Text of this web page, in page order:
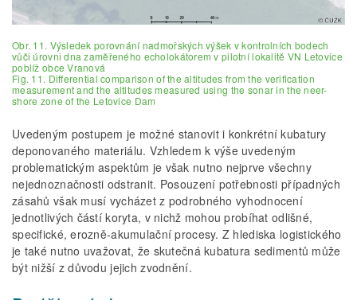
Obr. 11. Výsledek porovnání nadmořských výšek v kontrolních bodech
vůči úrovni dna zaměřeného echolokátorem v pilotní lokalitě VN Letovice
poblíž obce Vranová
Fig. 11. Differential comparison of the altitudes from the verification
measurement and the altitudes measured using the sonar in the neer-
shore zone of the Letovice Dam
Uvedeným postupem je možné stanovit i konkrétní kubatury
deponovaného materiálu. Vzhledem k výše uvedeným
problematickým aspektům je však nutno nejprve všechny
nejednoznačnosti odstranit. Posouzení potřebnosti případných
zásahů však musí vycházet z podrobného vyhodnocení
jednotlivých částí koryta, v nichž mohou probíhat odlišné,
specifické, erozně-akumulační procesy. Z hlediska logistického
je také nutno uvažovat, že skutečná kubatura sedimentů může
být nižší z důvodu jejich zvodnění.